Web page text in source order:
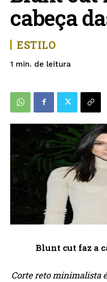
cabeça
ESTILO
1 min. de leitura
Blunt cut faz a
Corte reto minimalista